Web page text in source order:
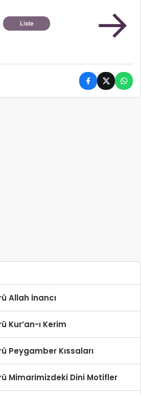
Liste →
Allah İnancı
Kur’an-ı Kerim
Peygamber Kıssaları
Mimarimizdeki Dini Motifler